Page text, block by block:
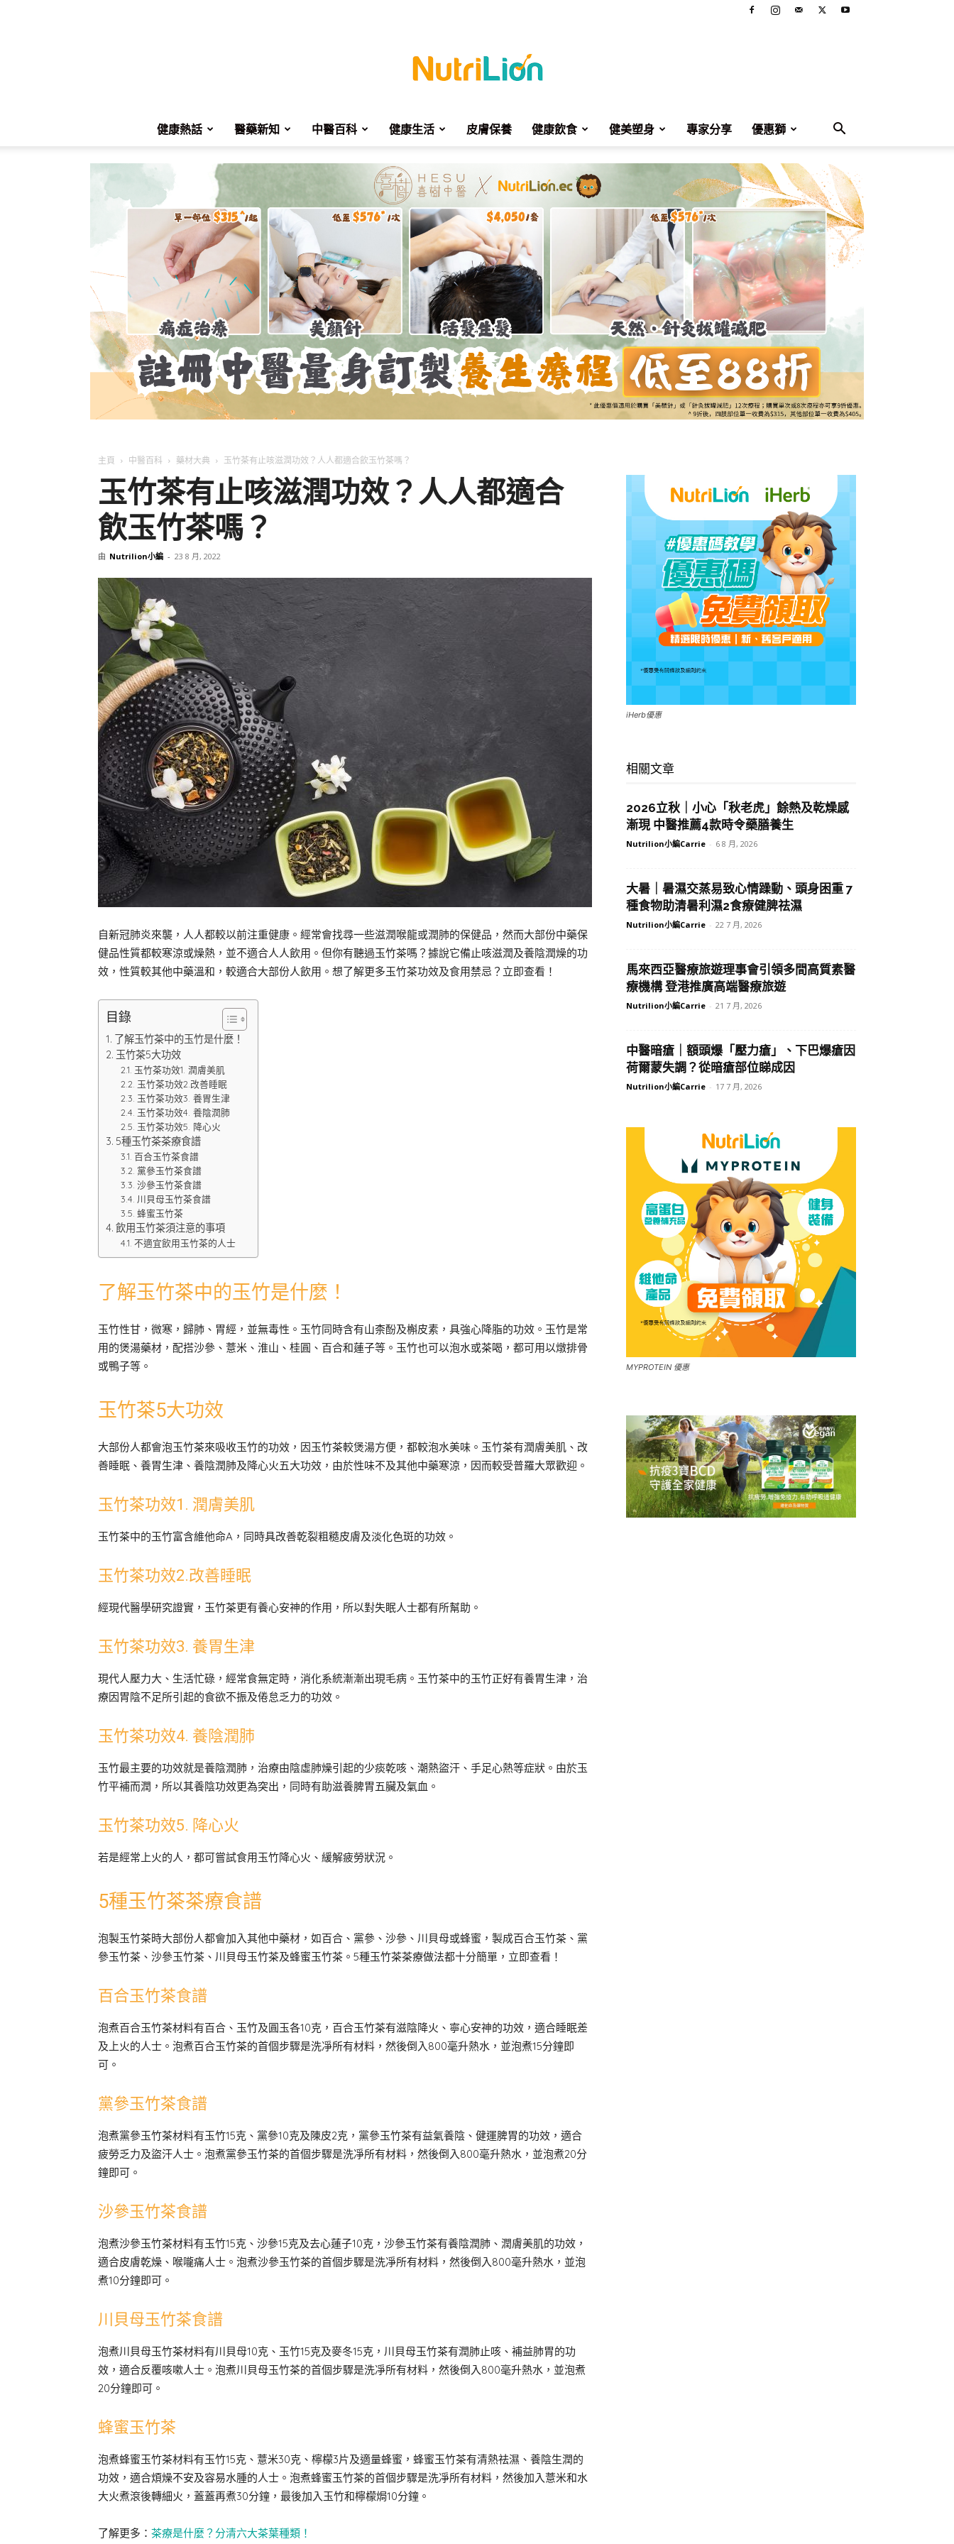
營
養
獅
健康熱話 醫藥新知 中醫百科 健康生活 皮膚保養 健康飲食 健美塑身 專家分享 優惠獅
主頁 中醫百科 藥材大典 玉竹茶有止咳滋潤功效？人人都適合飲玉竹茶嗎？
玉竹茶有止咳滋潤功效？人人都適合
飲玉竹茶嗎？
由 Nutrilion小編 - 23 8 月, 2022
自新冠肺炎來襲，人人都較以前注重健康。經常會找尋一些滋潤喉龍或潤肺的保健品，然而大部份中藥保
健品性質都較寒涼或燥熱，並不適合人人飲用。但你有聽過玉竹茶嗎？據說它備止咳滋潤及養陰潤燥的功
效，性質較其他中藥溫和，較適合大部份人飲用。想了解更多玉竹茶功效及食用禁忌？立即查看！
目錄
了解玉竹茶中的玉竹是什麼！
玉竹茶5大功效
玉竹茶功效1. 潤膚美肌
玉竹茶功效2.改善睡眠
玉竹茶功效3. 養胃生津
玉竹茶功效4. 養陰潤肺
玉竹茶功效5. 降心火
5種玉竹茶茶療食譜
百合玉竹茶食譜
黨參玉竹茶食譜
沙參玉竹茶食譜
川貝母玉竹茶食譜
蜂蜜玉竹茶
飲用玉竹茶須注意的事項
不適宜飲用玉竹茶的人士
了解玉竹茶中的玉竹是什麼！
玉竹性甘，微寒，歸肺、胃經，並無毒性。玉竹同時含有山柰酚及槲皮素，具強心降脂的功效。玉竹是常
用的煲湯藥材，配搭沙參、薏米、淮山、桂圓、百合和蓮子等。玉竹也可以泡水或茶喝，都可用以燉排骨
或鴨子等。
玉竹茶5大功效
大部份人都會泡玉竹茶來吸收玉竹的功效，因玉竹茶較煲湯方便，都較泡水美味。玉竹茶有潤膚美肌、改
善睡眠、養胃生津、養陰潤肺及降心火五大功效，由於性味不及其他中藥寒涼，因而較受普羅大眾歡迎。
玉竹茶功效1. 潤膚美肌
玉竹茶中的玉竹富含維他命A，同時具改善乾裂粗糙皮膚及淡化色斑的功效。
玉竹茶功效2.改善睡眠
經現代醫學研究證實，玉竹茶更有養心安神的作用，所以對失眠人士都有所幫助。
玉竹茶功效3. 養胃生津
現代人壓力大、生活忙碌，經常食無定時，消化系統漸漸出現毛病。玉竹茶中的玉竹正好有養胃生津，治
療因胃陰不足所引起的食欲不振及倦怠乏力的功效。
玉竹茶功效4. 養陰潤肺
玉竹最主要的功效就是養陰潤肺，治療由陰虛肺燥引起的少痰乾咳、潮熱盜汗、手足心熱等症狀。由於玉
竹平補而潤，所以其養陰功效更為突出，同時有助滋養脾胃五臟及氣血。
玉竹茶功效5. 降心火
若是經常上火的人，都可嘗試食用玉竹降心火、緩解疲勞狀況。
5種玉竹茶茶療食譜
泡製玉竹茶時大部份人都會加入其他中藥材，如百合、黨參、沙參、川貝母或蜂蜜，製成百合玉竹茶、黨
參玉竹茶、沙參玉竹茶、川貝母玉竹茶及蜂蜜玉竹茶。5種玉竹茶茶療做法都十分簡單，立即查看！
百合玉竹茶食譜
泡煮百合玉竹茶材料有百合、玉竹及圓玉各10克，百合玉竹茶有滋陰降火、寧心安神的功效，適合睡眠差
及上火的人士。泡煮百合玉竹茶的首個步驟是洗凈所有材料，然後倒入800毫升熱水，並泡煮15分鐘即
可。
黨參玉竹茶食譜
泡煮黨參玉竹茶材料有玉竹15克、黨參10克及陳皮2克，黨參玉竹茶有益氣養陰、健運脾胃的功效，適合
疲勞乏力及盜汗人士。泡煮黨參玉竹茶的首個步驟是洗凈所有材料，然後倒入800毫升熱水，並泡煮20分
鐘即可。
沙參玉竹茶食譜
泡煮沙參玉竹茶材料有玉竹15克、沙參15克及去心蓮子10克，沙參玉竹茶有養陰潤肺、潤膚美肌的功效，
適合皮膚乾燥、喉嚨痛人士。泡煮沙參玉竹茶的首個步驟是洗凈所有材料，然後倒入800毫升熱水，並泡
煮10分鐘即可。
川貝母玉竹茶食譜
泡煮川貝母玉竹茶材料有川貝母10克、玉竹15克及麥冬15克，川貝母玉竹茶有潤肺止咳、補益肺胃的功
效，適合反覆咳嗽人士。泡煮川貝母玉竹茶的首個步驟是洗凈所有材料，然後倒入800毫升熱水，並泡煮
20分鐘即可。
蜂蜜玉竹茶
泡煮蜂蜜玉竹茶材料有玉竹15克、薏米30克、檸檬3片及適量蜂蜜，蜂蜜玉竹茶有清熱祛濕、養陰生潤的
功效，適合煩燥不安及容易水腫的人士。泡煮蜂蜜玉竹茶的首個步驟是洗凈所有材料，然後加入薏米和水
大火煮滾後轉細火，蓋蓋再煮30分鐘，最後加入玉竹和檸檬焗10分鐘。
了解更多： 茶療是什麼？分清六大茶葉種類！
iHerb優惠
相關文章
2026立秋｜小心「秋老虎」餘熱及乾燥感
漸現 中醫推薦4款時令藥膳養生
Nutrilion小編Carrie - 6 8 月, 2026
大暑｜暑濕交蒸易致心情躁動、頭身困重 7
種食物助清暑利濕2食療健脾祛濕
Nutrilion小編Carrie - 22 7 月, 2026
馬來西亞醫療旅遊理事會引領多間高質素醫
療機構 登港推廣高端醫療旅遊
Nutrilion小編Carrie - 21 7 月, 2026
中醫暗瘡｜額頭爆「壓力瘡」、下巴爆瘡因
荷爾蒙失調？從暗瘡部位睇成因
Nutrilion小編Carrie - 17 7 月, 2026
MYPROTEIN 優惠